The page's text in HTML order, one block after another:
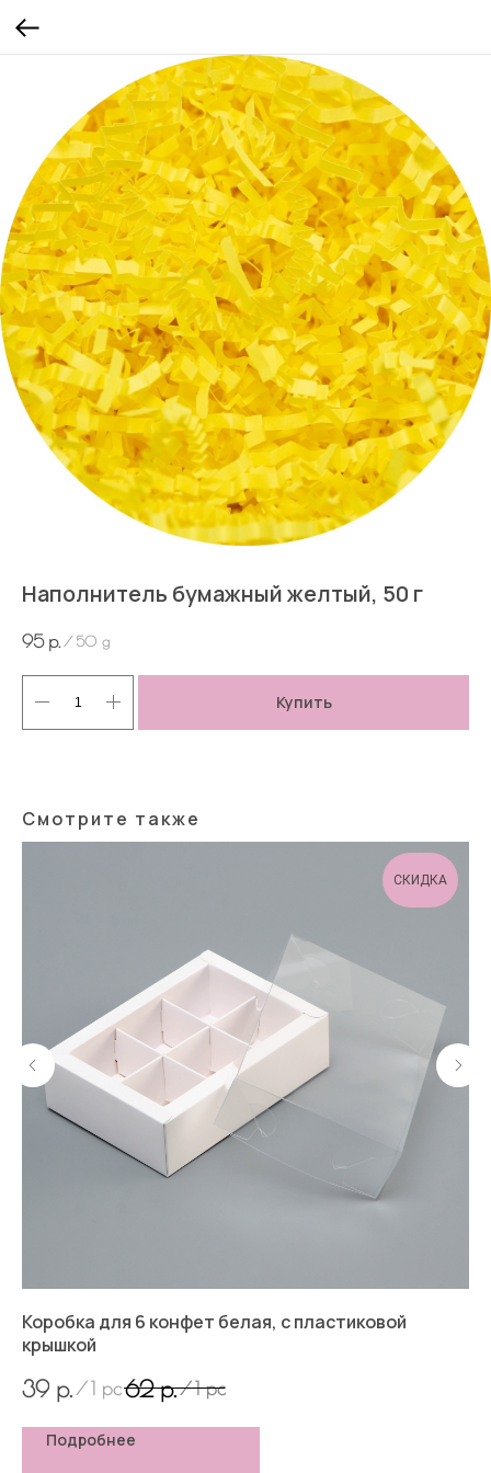
Наполнитель бумажный желтый, 50 г
95 р. / 50 g
Купить
Смотрите также
СКИДКА
Коробка для 6 конфет белая, с пластиковой
крышкой
39 р. /1 pc62 р./1 pc
Подробнее